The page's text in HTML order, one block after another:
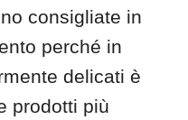
consigliate in
perché in
delicati è
prodotti più